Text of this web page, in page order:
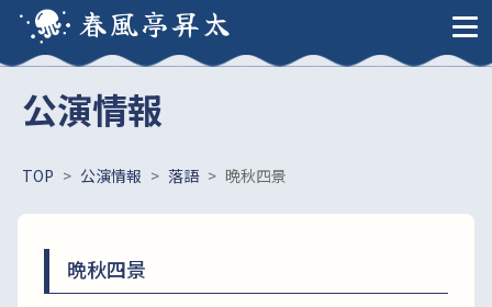
春風亭昇太
公演情報
TOP > 公演情報 > 落語 > 晩秋四景
晩秋四景